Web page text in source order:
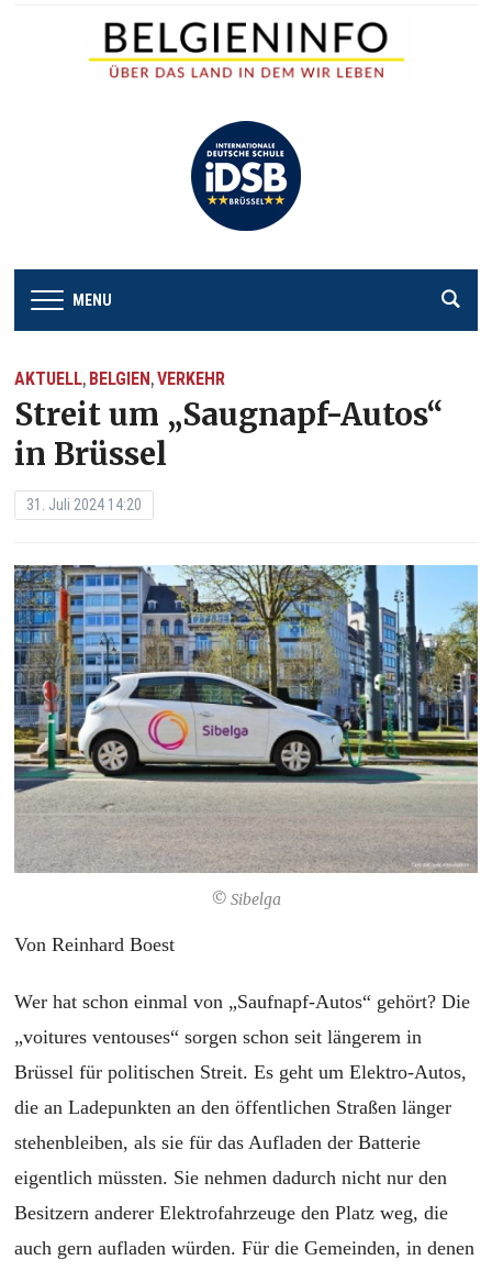
MENU
AKTUELL, BELGIEN,VERKEHR
Streit um „Saugnapf-Autos“
in Brüssel
31. Juli 2024 14:20
© Sibelga
Von Reinhard Boest
Wer hat schon einmal von „Saufnapf-Autos“ gehört? Die
„voitures ventouses“ sorgen schon seit längerem in
Brüssel für politischen Streit. Es geht um Elektro-Autos,
die an Ladepunkten an den öffentlichen Straßen länger
stehenbleiben, als sie für das Aufladen der Batterie
eigentlich müssten. Sie nehmen dadurch nicht nur den
Besitzern anderer Elektrofahrzeuge den Platz weg, die
auch gern aufladen würden. Für die Gemeinden, in denen